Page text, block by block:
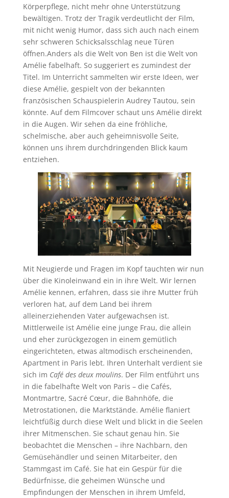
Körperpflege, nicht mehr ohne Unterstützung
bewältigen. Trotz der Tragik verdeutlicht der Film,
mit nicht wenig Humor, dass sich auch nach einem
sehr schweren Schicksalsschlag neue Türen
öffnen.Anders als die Welt von Ben ist die Welt von
Amélie fabelhaft. So suggeriert es zumindest der
Titel. Im Unterricht sammelten wir erste Ideen, wer
diese Amélie, gespielt von der bekannten
französischen Schauspielerin Audrey Tautou, sein
könnte. Auf dem Filmcover schaut uns Amélie direkt
in die Augen. Wir sehen da eine fröhliche,
schelmische, aber auch geheimnisvolle Seite,
können uns ihrem durchdringenden Blick kaum
entziehen.
Mit Neugierde und Fragen im Kopf tauchten wir nun
über die Kinoleinwand ein in ihre Welt. Wir lernen
Amélie kennen, erfahren, dass sie ihre Mutter früh
verloren hat, auf dem Land bei ihrem
alleinerziehenden Vater aufgewachsen ist.
Mittlerweile ist Amélie eine junge Frau, die allein
und eher zurückgezogen in einem gemütlich
eingerichteten, etwas altmodisch erscheinenden,
Apartment in Paris lebt. Ihren Unterhalt verdient sie
sich im Café des deux moulins. Der Film entführt uns
in die fabelhafte Welt von Paris – die Cafés,
Montmartre, Sacré Cœur, die Bahnhöfe, die
Metrostationen, die Marktstände. Amélie flaniert
leichtfüßig durch diese Welt und blickt in die Seelen
ihrer Mitmenschen. Sie schaut genau hin. Sie
beobachtet die Menschen – ihre Nachbarn, den
Gemüsehändler und seinen Mitarbeiter, den
Stammgast im Café. Sie hat ein Gespür für die
Bedürfnisse, die geheimen Wünsche und
Empfindungen der Menschen in ihrem Umfeld,